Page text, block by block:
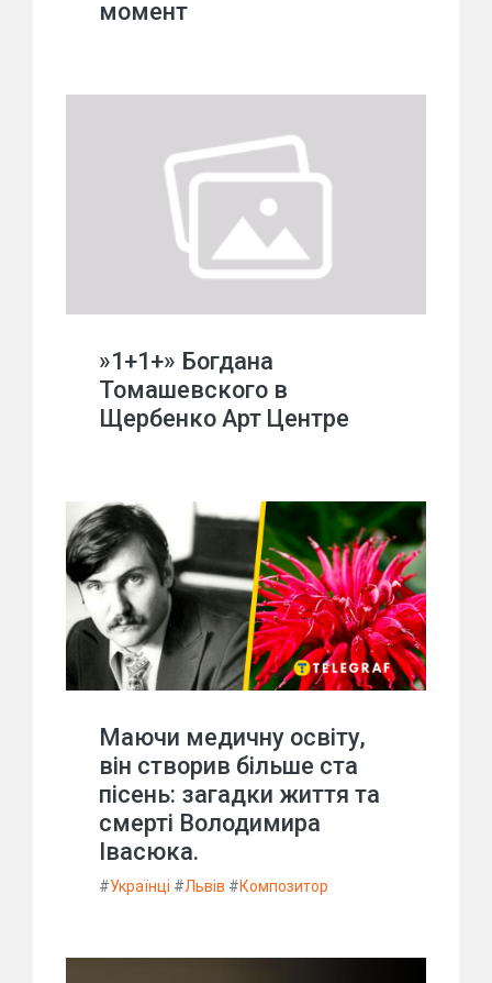
момент
»1+1+» Богдана
Томашевского в
Щербенко Арт Центре
Маючи медичну освіту,
він створив більше ста
пісень: загадки життя та
смерті Володимира
Івасюка.
#Українці #Львів #Композитор